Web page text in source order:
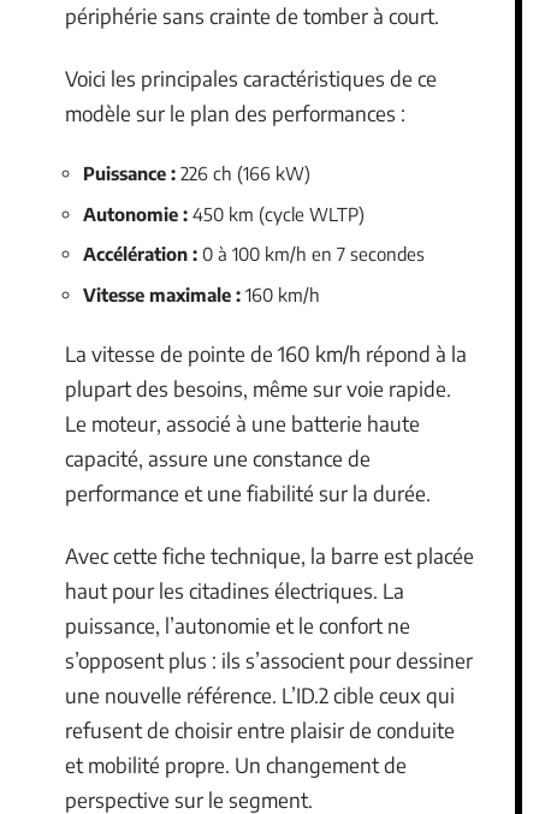
périphérie sans crainte de tomber à court.
Voici les principales caractéristiques de ce
modèle sur le plan des performances :
Puissance : 226 ch (166 kW)
Autonomie : 450 km (cycle WLTP)
Accélération : 0 à 100 km/h en 7 secondes
Vitesse maximale : 160 km/h
La vitesse de pointe de 160 km/h répond à la
plupart des besoins, même sur voie rapide.
Le moteur, associé à une batterie haute
capacité, assure une constance de
performance et une fiabilité sur la durée.
Avec cette fiche technique, la barre est placée
haut pour les citadines électriques. La
puissance, l’autonomie et le confort ne
s’opposent plus : ils s’associent pour dessiner
une nouvelle référence. L’ID.2 cible ceux qui
refusent de choisir entre plaisir de conduite
et mobilité propre. Un changement de
perspective sur le segment.